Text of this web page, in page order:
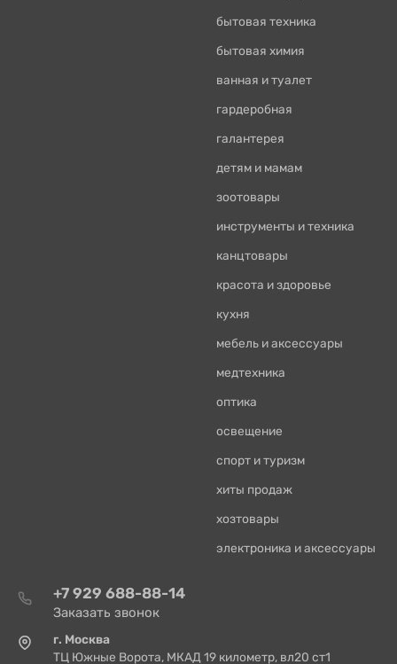
бытовая техника
бытовая химия
ванная и туалет
гардеробная
галантерея
детям и мамам
зоотовары
инструменты и техника
канцтовары
красота и здоровье
кухня
мебель и аксессуары
медтехника
оптика
освещение
спорт и туризм
хиты продаж
хозтовары
электроника и аксессуары
+7 929 688-88-14
Заказать звонок
г. Москва
ТЦ Южные Ворота, МКАД 19 километр, вл20 ст1